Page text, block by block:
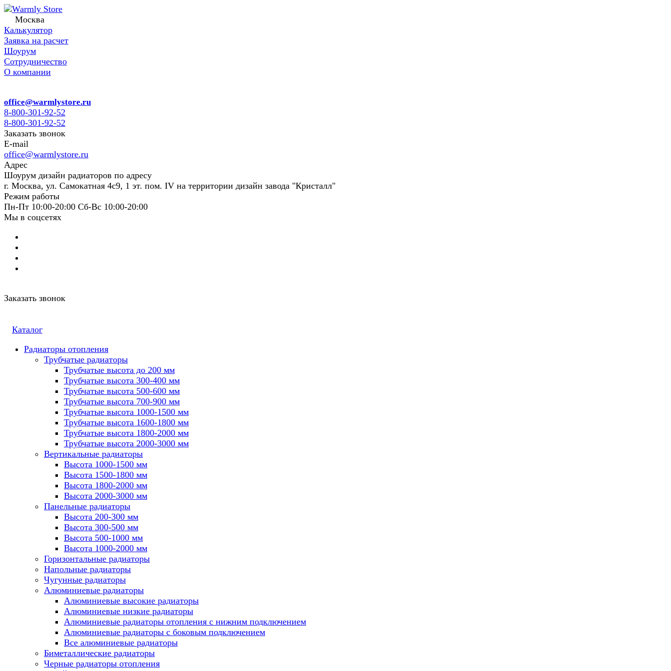
Москва
Калькулятор
Заявка на расчет
Шоурум
Сотрудничество
О компании
office@warmlystore.ru
8-800-301-92-52
8-800-301-92-52
Заказать звонок
E-mail
office@warmlystore.ru
Адрес
Шоурум дизайн радиаторов по адресу
г. Москва, ул. Самокатная 4с9, 1 эт. пом. IV на территории дизайн завода "Кристалл"
Режим работы
Пн-Пт 10:00-20:00 Сб-Вс 10:00-20:00
Мы в соцсетях
Заказать звонок
Каталог
Радиаторы отопления
Трубчатые радиаторы
Трубчатые высота до 200 мм
Трубчатые высота 300-400 мм
Трубчатые высота 500-600 мм
Трубчатые высота 700-900 мм
Трубчатые высота 1000-1500 мм
Трубчатые высота 1600-1800 мм
Трубчатые высота 1800-2000 мм
Трубчатые высота 2000-3000 мм
Вертикальные радиаторы
Высота 1000-1500 мм
Высота 1500-1800 мм
Высота 1800-2000 мм
Высота 2000-3000 мм
Панельные радиаторы
Высота 200-300 мм
Высота 300-500 мм
Высота 500-1000 мм
Высота 1000-2000 мм
Горизонтальные радиаторы
Напольные радиаторы
Чугунные радиаторы
Алюминиевые радиаторы
Алюминиевые высокие радиаторы
Алюминиевые низкие радиаторы
Алюминиевые радиаторы отопления с нижним подключением
Алюминиевые радиаторы с боковым подключением
Все алюминиевые радиаторы
Биметаллические радиаторы
Черные радиаторы отопления